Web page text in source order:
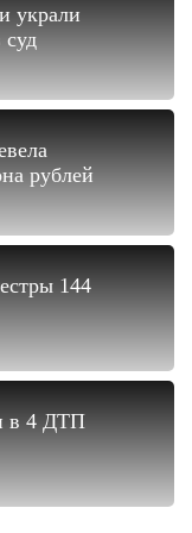
украли
рублей
144
в 4 ДТП